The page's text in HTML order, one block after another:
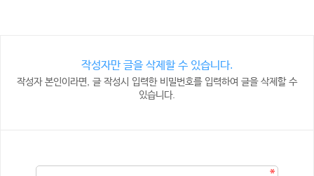
작성자만 글을 삭제할 수 있습니다.
작성자 본인이라면, 글 작성시 입력한 비밀번호를 입력하여 글을 삭제할 수
있습니다.